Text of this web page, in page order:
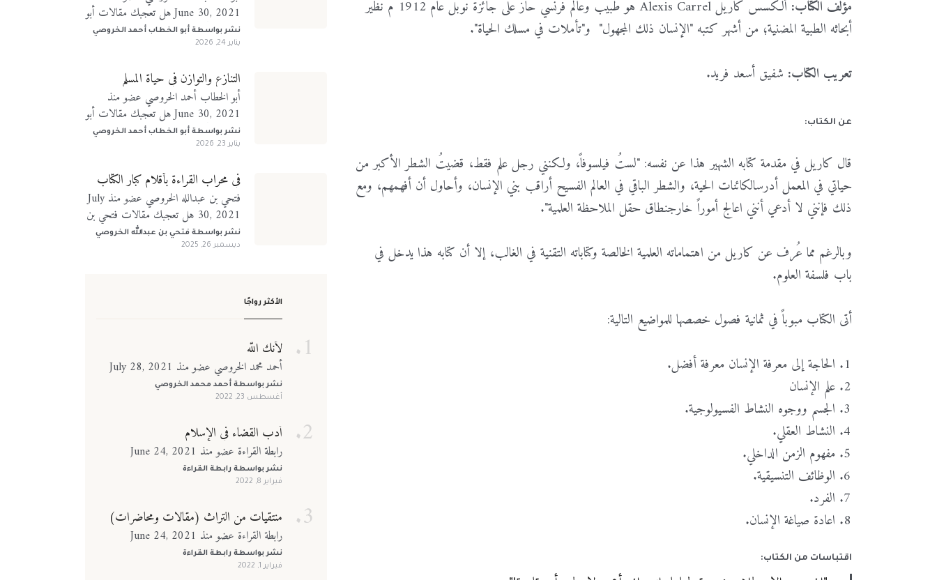
مؤلف الكتاب: ألكسس كاريل هو طبيب وعالم فرنسي حازعلى جائزة نوبلعام م نظير
أبحاثه الطبية المضنية؛ من أشهر كتبه "الإنسان ذلك المجهول" و"تأملات في مسلك الحياة".
تعريب الكتاب: شفيق أسعد فريد.
عن الكتاب:
قال كاريل في مقدمة كتابه الشهير هذا عن نفسه: "لستُ فيلسوفاً، ولكنني رجلعلم فقط، قضيتُ الشطر الأكبر من
حياتي في المعملأدرسالكائنات الحية، والشطر الباقي في العالم الفسيح أراقب بني الإنسان، وأحاول أن أفهمهم، ومع
ذلك فإنني لا أدعي أنني اعالج أموراً خارجنطاق حقل الملاحظة العلمية".
وبالرغم مما عُرف عن كاريل من اهتماماته العلمية الخالصة وكتاباته التقنية في الغالب، إلا أن كتابه هذا يدخل في
باب فلسفة العلوم.
أتى الكتاب مبوباً في ثمانية فصول خصصها للمواضيع التالية:
الحاجةإلى معرفة الإنسان معرفةأفضل.
علم الإنسان
الجسم ووجوه النشاط الفسيولوجية.
النشاط العقلي.
مفهوم الزمن الداخلي.
الوظائف التنسيقية.
الفرد.
اعادة صياغة الإنسان.
اقتباسات من الكتاب:
June 30, 2021 هل تعجبك مقالات أبو
الخطاب أحمد الخروصي؟ تابعني على
منصات التواصل الإجتماعي
نشر بواسطةأبو الخطاب أحمد الخروصي
يناير 24, 2026
التنازع والتوازن في حياة المسلم
أبو الخطاب أحمد الخروصي عضو منذ
June 30, 2021 هل تعجبك مقالات أبو
الخطاب أحمد الخروصي؟ تابعني على
منصات التواصل الإجتماعي
نشر بواسطةأبو الخطاب أحمد الخروصي
يناير 23, 2026
في محراب القراءة بأقلام كبار الكتّاب
فتحي بن عبدالله الخروصي عضو منذ July
30, 2021 هل تعجبك مقالات فتحي بن
عبدالله الخروصي؟ تابعني على منصات
التواصل الإجتماعي
نشر بواسطةفتحي بن عبدالله الخروصي
ديسمبر 26, 2025
الأكثر رواجًا
لأنك الله
أحمد محمد الخروصي عضو منذ July 28, 2021
نشر بواسطةأحمد محمد الخروصي
أغسطس 23, 2022
أدب القضاء في الإسلام
رابطة القراءة عضو منذ June 24, 2021
نشر بواسطةرابطة القراءة
فبراير 8, 2022
منتقيات من التراث (مقالات ومحاضرات)
رابطة القراءة عضو منذ June 24, 2021
نشر بواسطةرابطة القراءة
فبراير 1, 2022